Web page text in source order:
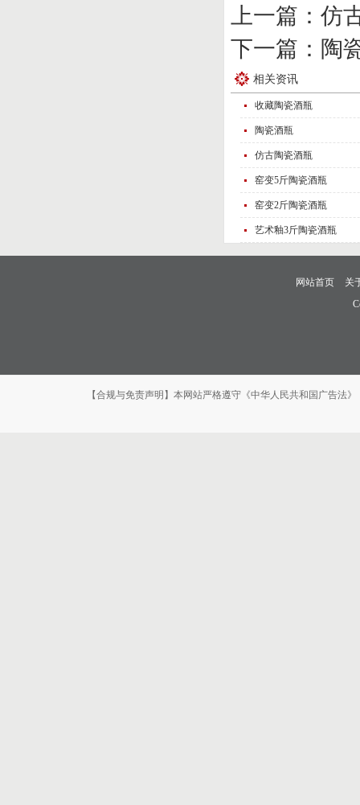
上一篇： 仿
下一篇： 陶
相关资讯
收藏陶瓷酒瓶
陶瓷酒瓶
仿古陶瓷酒瓶
窑变5斤陶瓷酒瓶
窑变2斤陶瓷酒瓶
艺术釉3斤陶瓷酒瓶
网站首页
关
【合规与免责声明】本网站严格遵守《中华人民共和国广告法